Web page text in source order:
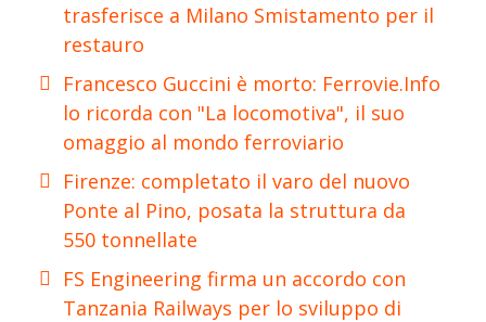
trasferisce a Milano Smistamento per il
restauro
Francesco Guccini è morto: Ferrovie.Info
lo ricorda con "La locomotiva", il suo
omaggio al mondo ferroviario
Firenze: completato il varo del nuovo
Ponte al Pino, posata la struttura da
550 tonnellate
FS Engineering firma un accordo con
Tanzania Railways per lo sviluppo di